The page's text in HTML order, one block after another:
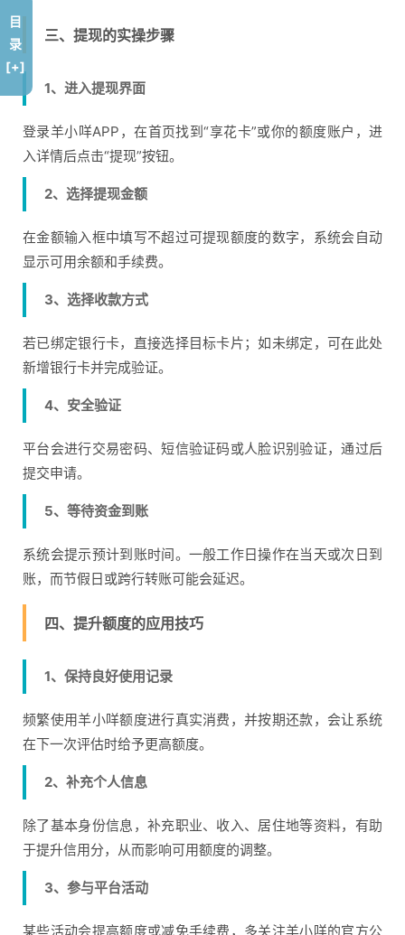
三、提现的实操步骤
1、进入提现界面
登录羊小咩APP，在首页找到“享花卡”或你的额度账户，进
入详情后点击“提现”按钮。
2、选择提现金额
在金额输入框中填写不超过可提现额度的数字，系统会自动
显示可用余额和手续费。
3、选择收款方式
若已绑定银行卡，直接选择目标卡片；如未绑定，可在此处
新增银行卡并完成验证。
4、安全验证
平台会进行交易密码、短信验证码或人脸识别验证，通过后
提交申请。
5、等待资金到账
系统会提示预计到账时间。一般工作日操作在当天或次日到
账，而节假日或跨行转账可能会延迟。
四、提升额度的应用技巧
1、保持良好使用记录
频繁使用羊小咩额度进行真实消费，并按期还款，会让系统
在下一次评估时给予更高额度。
2、补充个人信息
除了基本身份信息，补充职业、收入、居住地等资料，有助
于提升信用分，从而影响可用额度的调整。
3、参与平台活动
某些活动会提高额度或减免手续费，多关注羊小咩的官方公
目
录
[+]